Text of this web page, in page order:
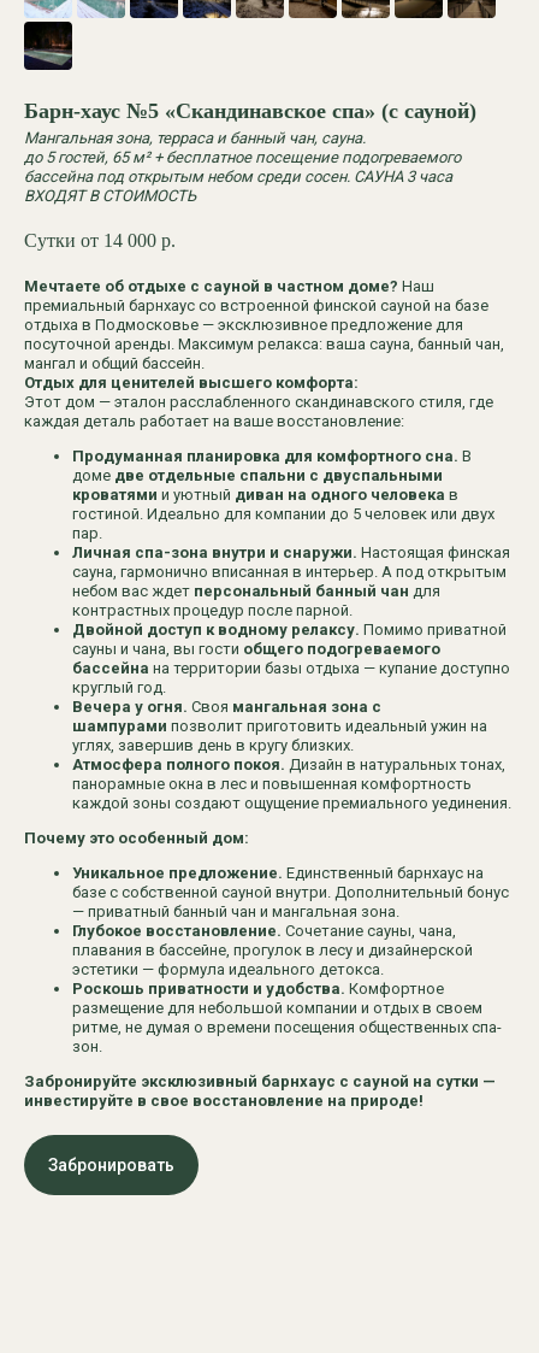
Обратный звонок
Забронировать
Барн-хаус №5 «Скандинавское спа» (с сауной)
Мангальная зона, терраса и банный чан, сауна.
до 5 гостей, 65 м² + бесплатное посещение подогреваемого
бассейна под открытым небом среди сосен. САУНА 3 часа
ВХОДЯТ В СТОИМОСТЬ
Сутки от 14 000 р.
Мечтаете об отдыхе с сауной в частном доме? Наш
премиальный барнхаус со встроенной финской сауной на базе
отдыха в Подмосковье — эксклюзивное предложение для
посуточной аренды. Максимум релакса: ваша сауна, банный чан,
мангал и общий бассейн.
Отдых для ценителей высшего комфорта:
Этот дом — эталон расслабленного скандинавского стиля, где
каждая деталь работает на ваше восстановление:
Продуманная планировка для комфортного сна. В
доме две отдельные спальни с двуспальными
кроватями и уютный диван на одного человека в
гостиной. Идеально для компании до 5 человек или двух
пар.
Личная спа-зона внутри и снаружи. Настоящая финская
сауна, гармонично вписанная в интерьер. А под открытым
небом вас ждет персональный банный чан для
контрастных процедур после парной.
Двойной доступ к водному релаксу. Помимо приватной
сауны и чана, вы гости общего подогреваемого
бассейна на территории базы отдыха — купание доступно
круглый год.
Вечера у огня. Своя мангальная зона с
шампурами позволит приготовить идеальный ужин на
углях, завершив день в кругу близких.
Атмосфера полного покоя. Дизайн в натуральных тонах,
панорамные окна в лес и повышенная комфортность
каждой зоны создают ощущение премиального уединения.
Почему это особенный дом:
Уникальное предложение. Единственный барнхаус на
базе с собственной сауной внутри. Дополнительный бонус
— приватный банный чан и мангальная зона.
Глубокое восстановление. Сочетание сауны, чана,
плавания в бассейне, прогулок в лесу и дизайнерской
эстетики — формула идеального детокса.
Роскошь приватности и удобства. Комфортное
размещение для небольшой компании и отдых в своем
ритме, не думая о времени посещения общественных спа-
зон.
Забронируйте эксклюзивный барнхаус с сауной на сутки —
инвестируйте в свое восстановление на природе!
Забронировать
Наши домики
Карта
Панорамные дома
А-фрейм дома
Барн-хаусы
© 2025 все права защищены
Правила оплаты
Политика обработки персональных данных
Правила проживания и бронирования
Договор оферты
Анкета гостя
Разработка сайта
elkipalkii@list.ru
ИП Пеняев Дмитрий Владимирович
ОГРНИП: 325508100582243
ИНН: 503302863676
*принадлежит Meta, деятельность которой запрещена в РФ